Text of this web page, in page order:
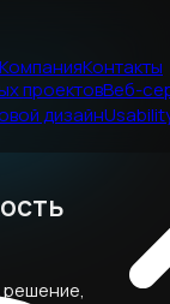
КомпанияКонтакты
проектовВеб-
дизайн